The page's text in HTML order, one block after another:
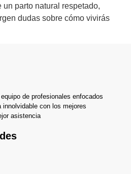
parto natural respetado,
dudas sobre cómo vivirás
de profesionales enfocados
innolvidable con los mejores
asistencia